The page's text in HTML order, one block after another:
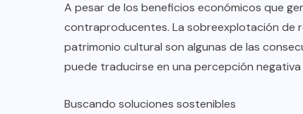
A pesar de los beneficios económicos que
contraproducentes. La sobreexplotación de
patrimonio cultural son algunas de las
puede traducirse en una percepción
Buscando soluciones sostenibles